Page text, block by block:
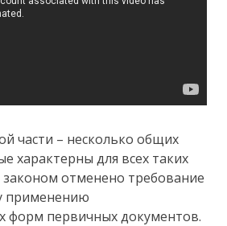
части – несколько общих
характерны для всех таких
законом отменено требование
применению
форм первичных документов.